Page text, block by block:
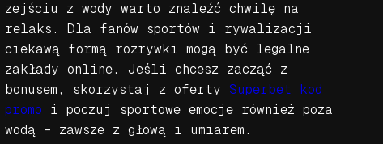
zejściu z wody warto znaleźć chwilę na
relaks. Dla fanów sportów i rywalizacji
ciekawą formą rozrywki mogą być legalne
zakłady online. Jeśli chcesz zacząć z
bonusem, skorzystaj z oferty Superbet kod
promo i poczuj sportowe emocje również poza
wodą – zawsze z głową i umiarem.